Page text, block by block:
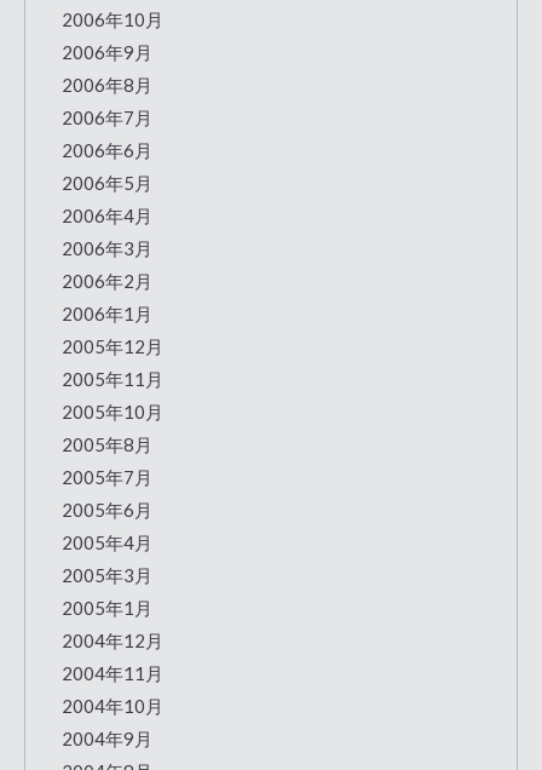
2006年10月
2006年9月
2006年8月
2006年7月
2006年6月
2006年5月
2006年4月
2006年3月
2006年2月
2006年1月
2005年12月
2005年11月
2005年10月
2005年8月
2005年7月
2005年6月
2005年4月
2005年3月
2005年1月
2004年12月
2004年11月
2004年10月
2004年9月